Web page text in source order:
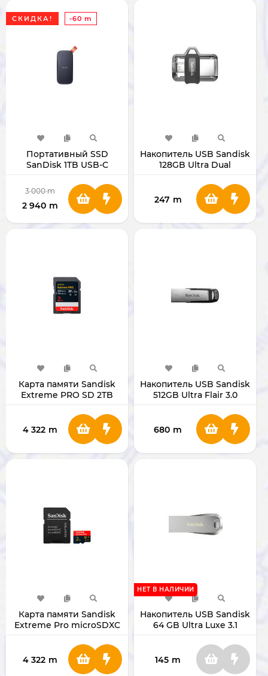
СКИДКА! -60 m
Портативный SSD
SanDisk 1TB USB-C
3 000 m
2 940 m
Накопитель USB Sandisk
128GB Ultra Dual
128G-G46
247 m
Карта памяти Sandisk
Extreme PRO SD 2TB
4 322 m
Накопитель USB Sandisk
512GB Ultra Flair 3.0
680 m
Карта памяти Sandisk
Extreme Pro microSDXC
4 322 m
Накопитель USB Sandisk
64 GB Ultra Luxe 3.1
НЕТ В НАЛИЧИИ
145 m